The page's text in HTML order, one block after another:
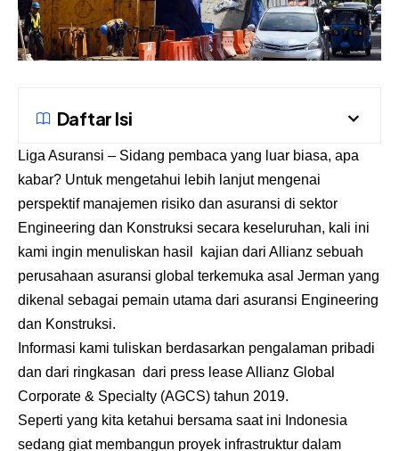
Daftar Isi
Liga Asuransi – Sidang pembaca yang luar biasa, apa
kabar? Untuk mengetahui lebih lanjut mengenai
perspektif manajemen risiko dan asuransi di sektor
Engineering dan Konstruksi secara keseluruhan, kali ini
kami ingin menuliskan hasil kajian dari Allianz sebuah
perusahaan asuransi global terkemuka asal Jerman yang
dikenal sebagai pemain utama dari asuransi Engineering
dan Konstruksi.
Informasi kami tuliskan berdasarkan pengalaman pribadi
dan dari ringkasan dari press lease Allianz Global
Corporate & Specialty (AGCS) tahun 2019.
Seperti yang kita ketahui bersama saat ini Indonesia
sedang giat membangun proyek infrastruktur dalam